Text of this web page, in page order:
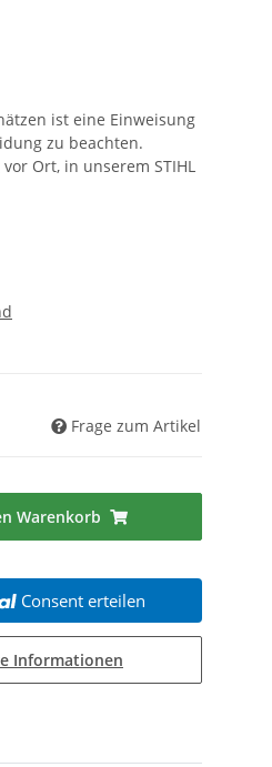
ist eine Einweisung
zu beachten.
Ort, in unserem STIHL
Frage zum Artikel
Warenkorb
Consent erteilen
Informationen